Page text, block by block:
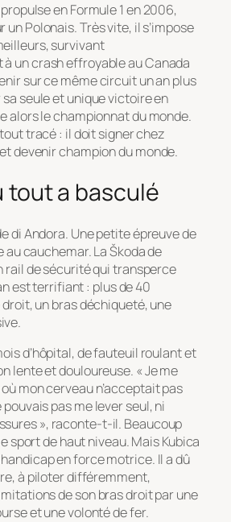
en Formule 1 en 2006,
un Polonais. Très vite, il s’impose
survivant
un crash effroyable au Canada
sur ce même circuit un an plus
seule et unique victoire en
alors le championnat du monde.
tracé : il doit signer chez
devenir champion du monde.
tout a basculé
di Andora. Une petite épreuve de
au cauchemar. La Škoda de
rail de sécurité qui transperce
est terrifiant : plus de 40
un bras déchiqueté, une
d’hôpital, de fauteuil roulant et
lente et douloureuse. « Je me
mon cerveau n’acceptait pas
pas me lever seul, ni
», raconte-t-il. Beaucoup
sport de haut niveau. Mais Kubica
en force motrice. Il a dû
à piloter différemment,
de son bras droit par une
et une volonté de fer.